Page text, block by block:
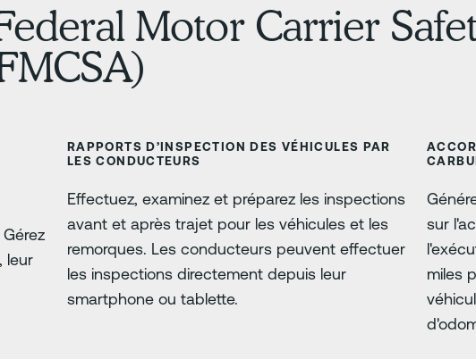
Motor Carrier
leur
RAPPORTS D’INSPECTION DES VÉHICULES PAR
LES CONDUCTEURS
Effectuez, examinez et préparez les inspections
avant et après trajet pour les véhicules et les
remorques. Les conducteurs peuvent effectuer
les inspections directement depuis leur
smartphone ou tablette.
sur
miles